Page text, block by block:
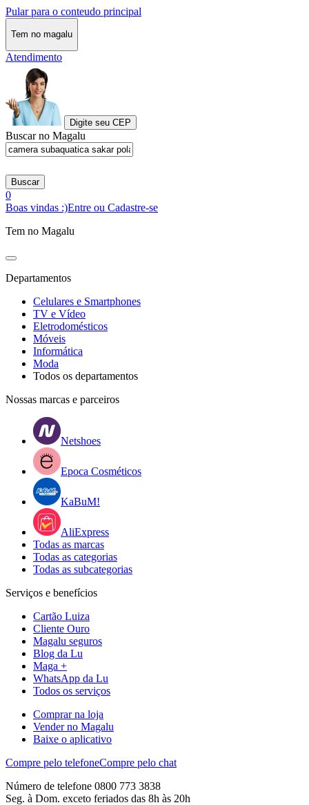
Pular para o conteudo principal
Tem no magalu
Atendimento
Digite seu CEP
Buscar no Magalu
Buscar
0
Boas vindas :)Entre ou Cadastre-se
Tem no Magalu
Departamentos
Celulares e Smartphones
TV e Vídeo
Eletrodomésticos
Móveis
Informática
Moda
Todos os departamentos
Nossas marcas e parceiros
Netshoes
Epoca Cosméticos
KaBuM!
AliExpress
Todas as marcas
Todas as categorias
Todas as subcategorias
Serviços e benefícios
Cartão Luiza
Cliente Ouro
Magalu seguros
Blog da Lu
Maga +
WhatsApp da Lu
Todos os serviços
Comprar na loja
Vender no Magalu
Baixe o aplicativo
Compre pelo telefoneCompre pelo chat
Número de telefone 0800 773 3838
Seg. à Dom. exceto feriados das 8h às 20h